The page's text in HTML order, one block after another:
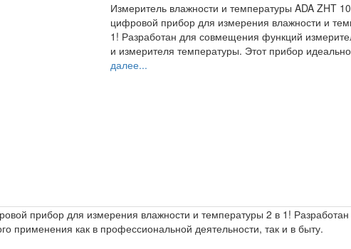
Измеритель влажности и температуры ADA ZHT
цифровой прибор для измерения влажности и
1! Разработан для совмещения функций
и измерителя температуры. Этот прибор
далее...
прибор для измерения влажности и температуры 2 в 1!
применения как в профессиональной деятельности, так и в быту.